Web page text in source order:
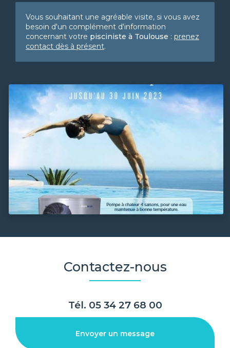
Vous souhaitant une agréable visite, si vous avez
besoin d'un complément d'information
concernant votre pisciniste à Toulouse : prenez
contact dès à présent.
Contactez-nous
Tél. 05 34 27 68 00
Envoyer un message